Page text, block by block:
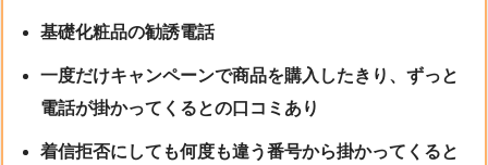
基礎化粧品の勧誘電話
一度だけキャンペーンで商品を購入したきり、ずっと
電話が掛かってくるとの口コミあり
着信拒否にしても何度も違う番号から掛かってくると